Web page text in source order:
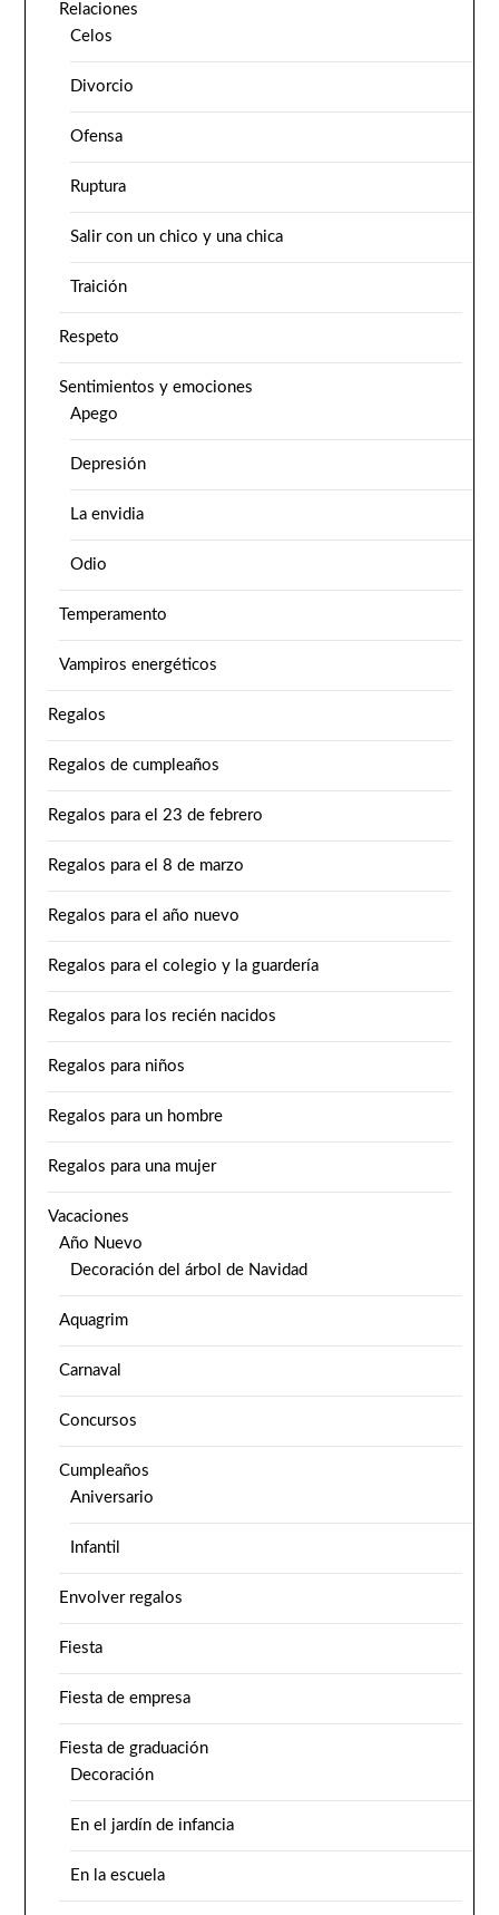
Relaciones
Celos
Divorcio
Ofensa
Ruptura
Salir con un chico y una chica
Traición
Respeto
Sentimientos y emociones
Apego
Depresión
La envidia
Odio
Temperamento
Vampiros energéticos
Regalos
Regalos de cumpleaños
Regalos para el 23 de febrero
Regalos para el 8 de marzo
Regalos para el año nuevo
Regalos para el colegio y la guardería
Regalos para los recién nacidos
Regalos para niños
Regalos para un hombre
Regalos para una mujer
Vacaciones
Año Nuevo
Decoración del árbol de Navidad
Aquagrim
Carnaval
Concursos
Cumpleaños
Aniversario
Infantil
Envolver regalos
Fiesta
Fiesta de empresa
Fiesta de graduación
Decoración
En el jardín de infancia
En la escuela